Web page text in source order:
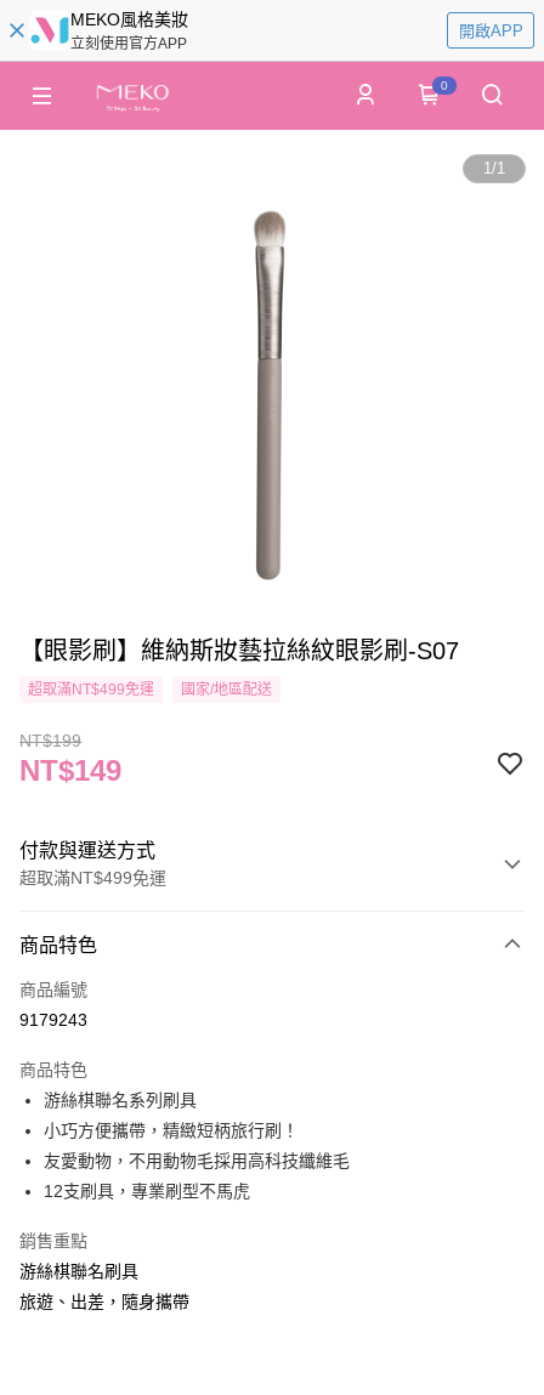
MEKO風格美妝
立刻使用官方APP
開啟APP
0
1/1
【眼影刷】維納斯妝藝拉絲紋眼影刷-S07
超取滿NT$499免運 國家/地區配送
NT$199
NT$149
付款與運送方式
超取滿NT$499免運
信用卡一次付款
信用卡分期付款
合作金庫商業銀行
華南商業銀行
上海商業儲蓄銀行
國泰世華商業銀行
兆豐國際商業銀行
臺灣中小企業銀行
聯邦商業銀行
元大商業銀行
台新國際商業銀行
超商取貨付款
LINE Pay
Apple Pay
悠遊付
AFTEE先享後付
商品特色
商品編號
9179243
商品特色
游絲棋聯名系列刷具
小巧方便攜帶，精緻短柄旅行刷！
友愛動物，不用動物毛採用高科技纖維毛
12支刷具，專業刷型不馬虎
銷售重點
游絲棋聯名刷具
旅遊、出差，隨身攜帶